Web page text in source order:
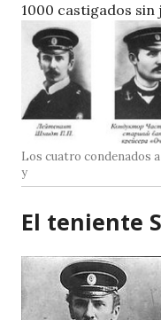
1000 castigados sin
Los cuatro condenados
y
El teniente